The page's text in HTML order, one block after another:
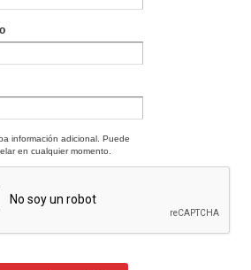
información adicional. Puede
en cualquier momento.